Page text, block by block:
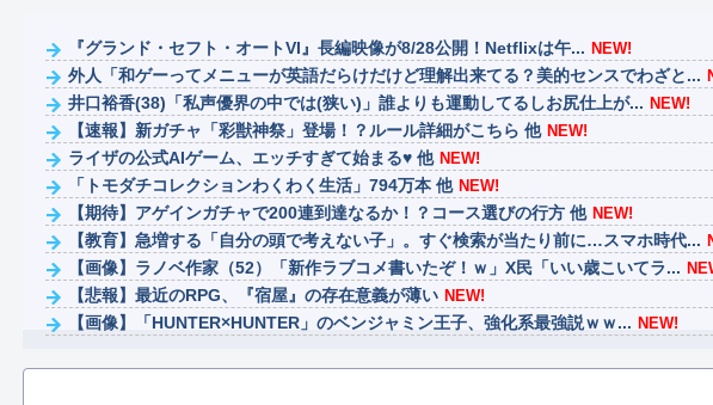
『グランド・セフト・オートVI』長編映像が8/28公開！Netflixは午... NEW!
外人「和ゲーってメニューが英語だらけだけど理解出来てる？美的センスでわざと...
井口裕香(38)「私声優界の中では(狭い)」誰よりも運動してるしお尻仕上が... NEW!
【速報】新ガチャ「彩獣神祭」登場！？ルール詳細がこちら 他 NEW!
ライザの公式AIゲーム、エッチすぎて始まる♥ 他 NEW!
「トモダチコレクションわくわく生活」794万本 他 NEW!
【期待】アゲインガチャで200連到達なるか！？コース選びの行方 他 NEW!
【教育】急増する「自分の頭で考えない子」。すぐ検索が当たり前に…スマホ時代...
【画像】ラノベ作家（52）「新作ラブコメ書いたぞ！ｗ」X民「いい歳こいてラ...
【悲報】最近のRPG、『宿屋』の存在意義が薄い NEW!
【画像】「HUNTER×HUNTER」のベンジャミン王子、強化系最強説ｗｗ... NEW!